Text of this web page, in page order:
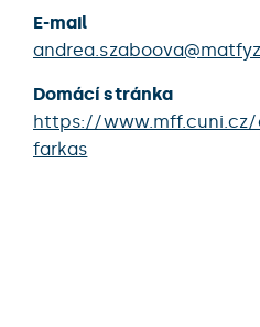
E-mail
Domácí stránka
https://
farkas